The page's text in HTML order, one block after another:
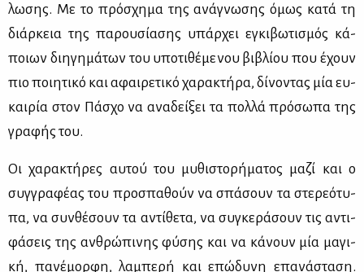
λω­σης. Με το πρό­σχη­μα της ανά­γνω­σης όμως κα­τά τη
διάρ­κεια της πα­ρου­σί­α­σης υπάρ­χει εγκι­βω­τι­σμός κά­
ποιων δι­η­γη­μά­των του υπο­τι­θέ­με­νου βι­βλί­ου που έχουν
πιο ποι­η­τι­κό και αφαι­ρε­τι­κό χα­ρα­κτή­ρα, δί­νο­ντας μία ευ­
και­ρία στον Πά­σχο να ανα­δεί­ξει τα πολ­λά πρό­σω­πα της
γρα­φής του.
Οι χα­ρα­κτή­ρες αυ­τού του μυ­θι­στο­ρή­μα­τος μα­ζί και ο
συγ­γρα­φέ­ας του προ­σπα­θούν να σπά­σουν τα στε­ρε­ό­τυ­
πα, να συν­θέ­σουν τα αντί­θε­τα, να συ­γκε­ρά­σουν τις αντι­
φά­σεις της αν­θρώ­πι­νης φύ­σης και να κά­νουν μία μα­γι­
κή, πα­νέ­μορ­φη, λα­μπε­ρή και επώ­δυ­νη επα­νά­στα­ση.